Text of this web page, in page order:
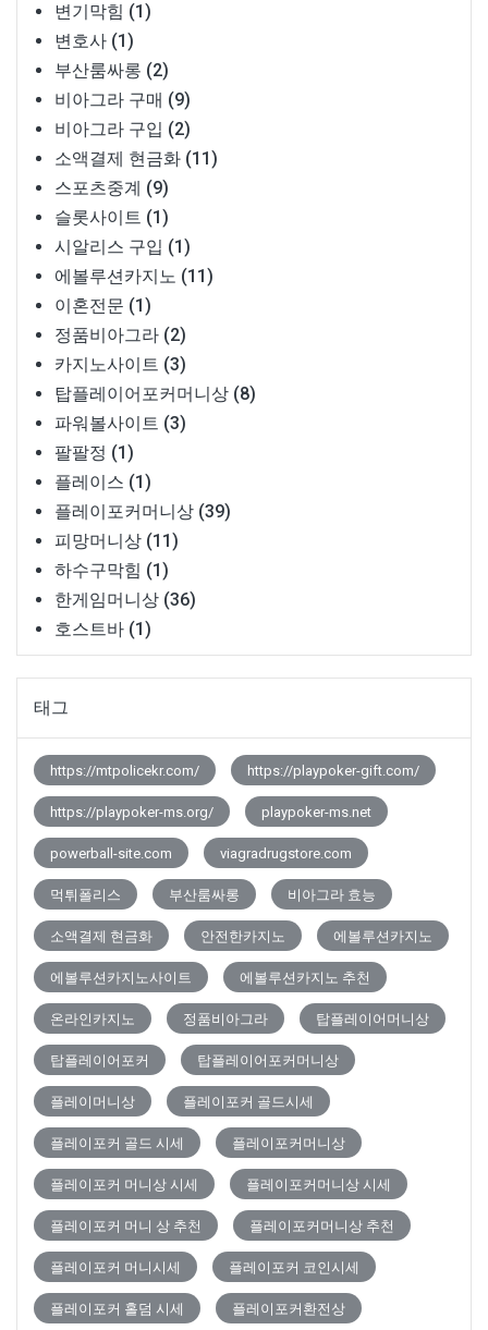
변기막힘 (1)
변호사 (1)
부산룸싸롱 (2)
비아그라 구매 (9)
비아그라 구입 (2)
소액결제 현금화 (11)
스포츠중계 (9)
슬롯사이트 (1)
시알리스 구입 (1)
에볼루션카지노 (11)
이혼전문 (1)
정품비아그라 (2)
카지노사이트 (3)
탑플레이어포커머니상 (8)
파워볼사이트 (3)
팔팔정 (1)
플레이스 (1)
플레이포커머니상 (39)
피망머니상 (11)
하수구막힘 (1)
한게임머니상 (36)
호스트바 (1)
태그
https://mtpolicekr.com/ https://playpoker-gift.com/
https://playpoker-ms.org/ playpoker-ms.net
powerball-site.com viagradrugstore.com
먹튀폴리스 부산룸싸롱 비아그라 효능
소액결제 현금화 안전한카지노 에볼루션카지노
에볼루션카지노사이트 에볼루션카지노 추천
온라인카지노 정품비아그라 탑플레이어머니상
탑플레이어포커 탑플레이어포커머니상
플레이머니상 플레이포커 골드시세
플레이포커 골드 시세 플레이포커머니상
플레이포커 머니상 시세 플레이포커머니상 시세
플레이포커 머니 상 추천 플레이포커머니상 추천
플레이포커 머니시세 플레이포커 코인시세
플레이포커 홀덤 시세 플레이포커환전상